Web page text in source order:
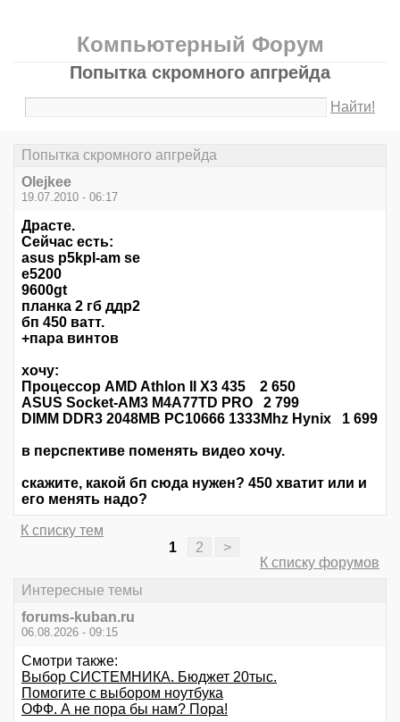
Компьютерный Форум
Попытка скромного апгрейда
Найти!
Попытка скромного апгрейда
Olejkee
19.07.2010 - 06:17
Драсте.
Сейчас есть:
asus p5kpl-am se
e5200
9600gt
планка 2 гб ддр2
бп 450 ватт.
+пара винтов
хочу:
Процессор AMD Athlon II X3 435 2 650
ASUS Socket-AM3 M4A77TD PRO 2 799
DIMM DDR3 2048MB PC10666 1333Mhz Hynix 1 699
в перспективе поменять видео хочу.
скажите, какой бп сюда нужен? 450 хватит или и
его менять надо?
К списку тем
1
2
>
К списку форумов
Интересные темы
forums-kuban.ru
06.08.2026 - 09:15
Смотри также:
Выбор СИСТЕМНИКА. Бюджет 20тыс.
Помогите с выбором ноутбука
ОФФ. А не пора бы нам? Пора!